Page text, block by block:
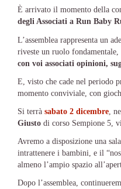
È arrivato il momento della
degli Associati a Run Baby
L’assemblea rappresenta un
riveste un ruolo
con voi associati opinioni,
E, visto che cade nel periodo
momento conviviale, con
Si terrà sabato 2 dicembre ,
Giusto di corso Sempione 5,
Avremo a disposizione una
intrattenere i bambini, e il
almeno l’ampio spazio
Dopo l’assemblea,